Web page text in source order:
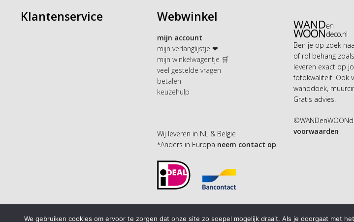
Klantenservice Webwinkel
mijn account
mijn verlanglijstje ❤
mijn winkelwagentje 🛒
veel gestelde vragen
betalen
keuzehulp
Wij leveren in NL & Belgie
*Anders in Europa neem contact op
Ben je op zoek
of rol behang
leveren exact op
fotokwaliteit. Ook
wanddoek,
Gratis advies.
voorwaarden
We gebruiken cookies om ervoor te zorgen dat onze site zo soepel mogelijk draait. Als je doorgaat met